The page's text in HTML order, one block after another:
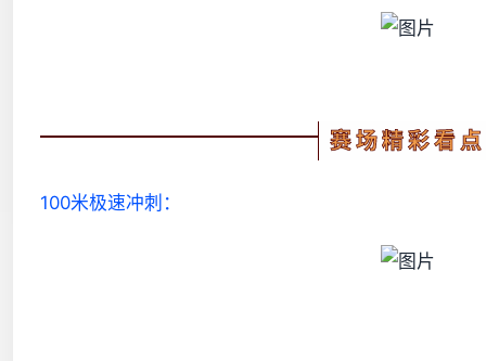
赛场精彩看点
100米极速冲刺：